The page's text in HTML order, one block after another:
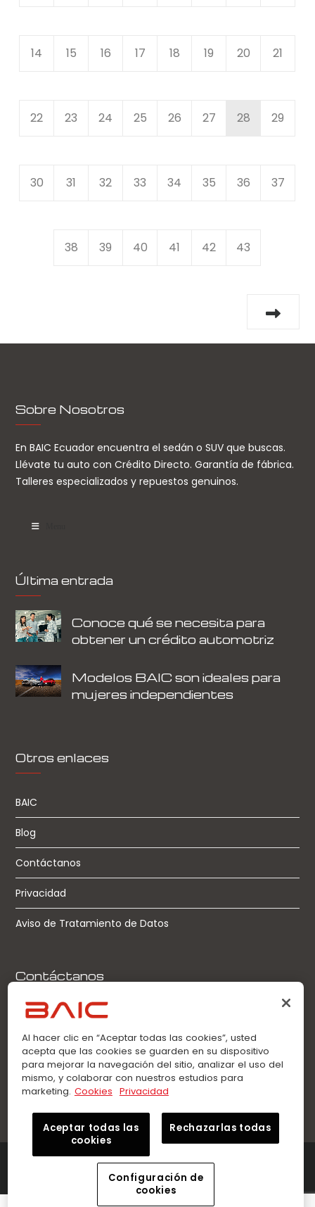
14 15 16 17 18 19 20 21
22 23 24 25 26 27 28 29
30 31 32 33 34 35 36 37
38 39 40 41 42 43
Sobre Nosotros
En BAIC Ecuador encuentra el sedán o SUV que buscas.
Llévate tu auto con Crédito Directo. Garantía de fábrica.
Talleres especializados y repuestos genuinos.
Última entrada
Conoce qué se necesita para
obtener un crédito automotriz
Modelos BAIC son ideales para
mujeres independientes
Otros enlaces
BAIC
Blog
Contáctanos
Privacidad
Aviso de Tratamiento de Datos
Contáctanos
Llamadas:
0963360021
WhatsApp:
0963360021
©2026 Innovation Auto – BAIC. Todos los derechos
reservados.
Al hacer clic en “Aceptar todas las cookies”, usted
acepta que las cookies se guarden en su dispositivo
para mejorar la navegación del sitio, analizar el uso del
mismo, y colaborar con nuestros estudios para
marketing. Cookies Privacidad
Aceptar todas las
cookies
Rechazarlas todas
Configuración de
cookies